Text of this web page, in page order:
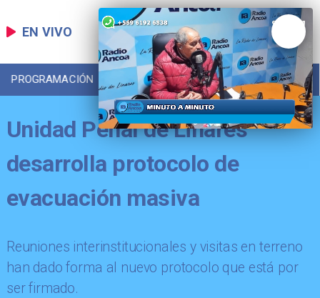
EN VIVO
PROGRAMACIÓN LOCAL DEPORTES
Unidad Penal de Linares
desarrolla protocolo de
evacuación masiva
Reuniones interinstitucionales y visitas en terreno
han dado forma al nuevo protocolo que está por
ser firmado.